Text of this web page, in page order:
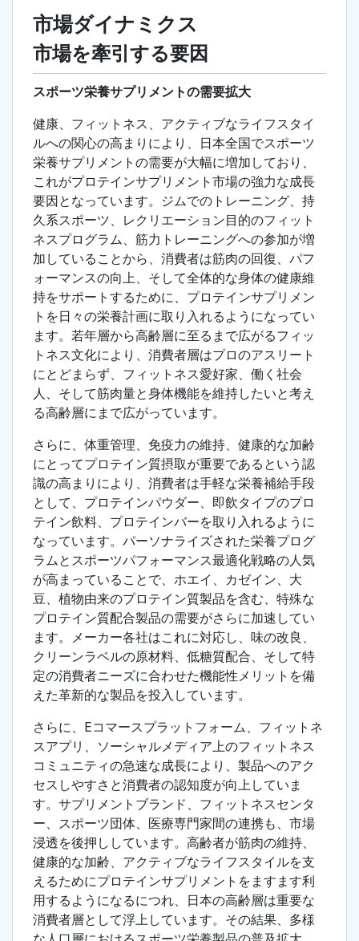
市場ダイナミクス
市場を牽引する要因
スポーツ栄養サプリメントの需要拡大
健康、フィットネス、アクティブなライフスタイ
ルへの関心の高まりにより、日本全国でスポーツ
栄養サプリメントの需要が大幅に増加しており、
これがプロテインサプリメント市場の強力な成長
要因となっています。ジムでのトレーニング、持
久系スポーツ、レクリエーション目的のフィット
ネスプログラム、筋力トレーニングへの参加が増
加していることから、消費者は筋肉の回復、パフ
ォーマンスの向上、そして全体的な身体の健康維
持をサポートするために、プロテインサプリメン
トを日々の栄養計画に取り入れるようになってい
ます。若年層から高齢層に至るまで広がるフィッ
トネス文化により、消費者層はプロのアスリート
にとどまらず、フィットネス愛好家、働く社会
人、そして筋肉量と身体機能を維持したいと考え
る高齢層にまで広がっています。
さらに、体重管理、免疫力の維持、健康的な加齢
にとってプロテイン質摂取が重要であるという認
識の高まりにより、消費者は手軽な栄養補給手段
として、プロテインパウダー、即飲タイプのプロ
テイン飲料、プロテインバーを取り入れるように
なっています。パーソナライズされた栄養プログ
ラムとスポーツパフォーマンス最適化戦略の人気
が高まっていることで、ホエイ、カゼイン、大
豆、植物由来のプロテイン質製品を含む、特殊な
プロテイン質配合製品の需要がさらに加速してい
ます。メーカー各社はこれに対応し、味の改良、
クリーンラベルの原材料、低糖質配合、そして特
定の消費者ニーズに合わせた機能性メリットを備
えた革新的な製品を投入しています。
さらに、Eコマースプラットフォーム、フィットネ
スアプリ、ソーシャルメディア上のフィットネス
コミュニティの急速な成長により、製品へのアク
セスしやすさと消費者の認知度が向上していま
す。サプリメントブランド、フィットネスセンタ
ー、スポーツ団体、医療専門家間の連携も、市場
浸透を後押ししています。高齢者が筋肉の維持、
健康的な加齢、アクティブなライフスタイルを支
えるためにプロテインサプリメントをますます利
用するようになるにつれ、日本の高齢層は重要な
消費者層として浮上しています。その結果、多様